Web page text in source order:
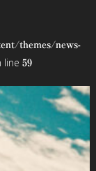
themes/news-
59